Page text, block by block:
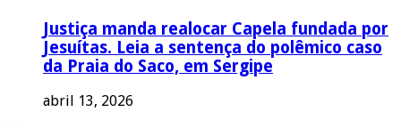
Justiça manda realocar Capela fundada por
Jesuítas. Leia a sentença do polêmico caso
da Praia do Saco, em Sergipe
abril 13, 2026